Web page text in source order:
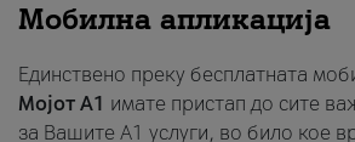
Мобилна апликација
Единствено преку бесплатната
Мојот A1 имате пристап до сите
за Вашите A1 услуги, во било кое